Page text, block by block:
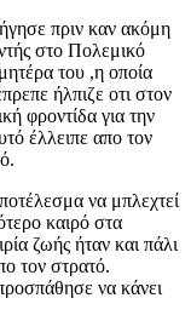
πριν καν ακόμη
στο Πολεμικό
του ,η οποία
ήλπιζε οτι στον
φροντίδα για την
έλλειπε απο τον
να μπλεχτεί
καιρό στα
ζωής ήταν και πάλι
τον στρατό.
να κάνει